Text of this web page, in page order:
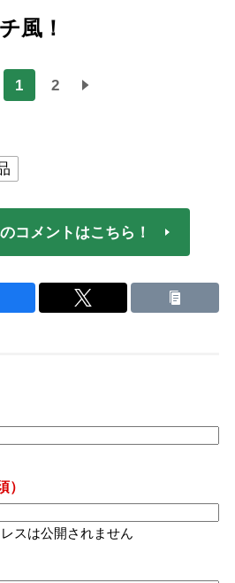
風！
1 2
コメントはこちら！
）
スは公開されません